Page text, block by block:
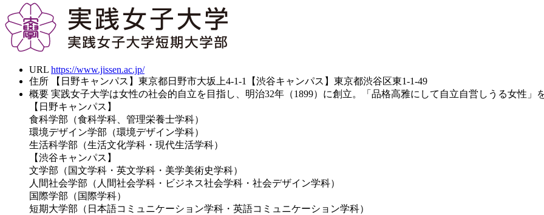
URL https://www.jissen.ac.jp/
住所
【日野キャンパス】東京都日野市大坂上4-1-1【渋谷キャンパス】東京都渋谷区東1-1-49
概要 実践女子大学は女性の社会的自立を目指し、明治32年（1899）に創立。「品格高雅にして自立自営しうる女性」
【日野キャンパス】
食科学部（食科学科、管理栄養士学科）
環境デザイン学部（環境デザイン学科）
生活科学部（生活文化学科・現代生活学科）
【渋谷キャンパス】
文学部（国文学科・英文学科・美学美術史学科）
人間社会学部（人間社会学科・ビジネス社会学科・社会デザイン学科）
国際学部（国際学科）
短期大学部（日本語コミュニケーション学科・英語コミュニケーション学科）